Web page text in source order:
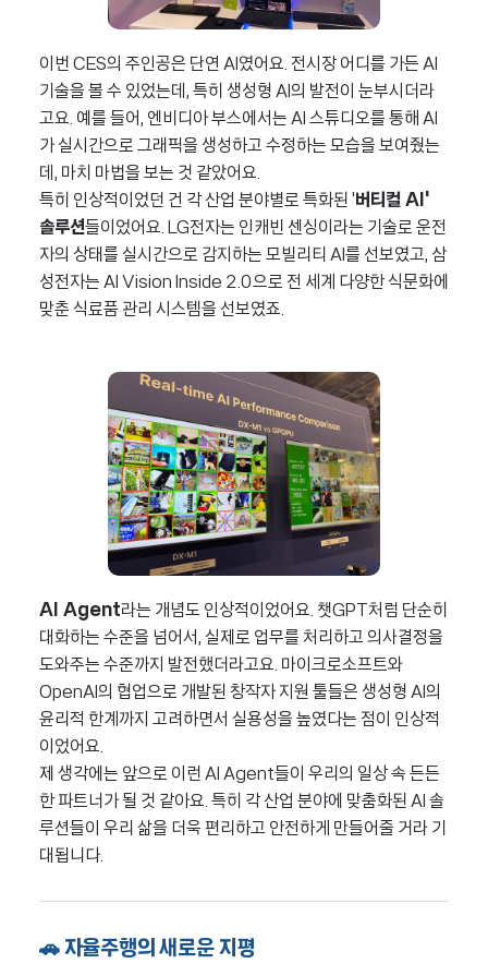
이번 CES의 주인공은 단연 AI였어요. 전시장 어디를 가든 AI
기술을 볼 수 있었는데, 특히 생성형 AI의 발전이 눈부시더라
고요. 예를 들어, 엔비디아 부스에서는 AI 스튜디오를 통해 AI
가 실시간으로 그래픽을 생성하고 수정하는 모습을 보여줬는
데, 마치 마법을 보는 것 같았어요.
특히 인상적이었던 건 각 산업 분야별로 특화된 '버티컬 AI'
솔루션들이었어요. LG전자는 인캐빈 센싱이라는 기술로 운전
자의 상태를 실시간으로 감지하는 모빌리티 AI를 선보였고, 삼
성전자는 AI Vision Inside 2.0으로 전 세계 다양한 식문화에
맞춘 식료품 관리 시스템을 선보였죠.
AI Agent라는 개념도 인상적이었어요. 챗GPT처럼 단순히
대화하는 수준을 넘어서, 실제로 업무를 처리하고 의사결정을
도와주는 수준까지 발전했더라고요. 마이크로소프트와
OpenAI의 협업으로 개발된 창작자 지원 툴들은 생성형 AI의
윤리적 한계까지 고려하면서 실용성을 높였다는 점이 인상적
이었어요.
제 생각에는 앞으로 이런 AI Agent들이 우리의 일상 속 든든
한 파트너가 될 것 같아요. 특히 각 산업 분야에 맞춤화된 AI 솔
루션들이 우리 삶을 더욱 편리하고 안전하게 만들어줄 거라 기
대됩니다.
🚗 자율주행의 새로운 지평